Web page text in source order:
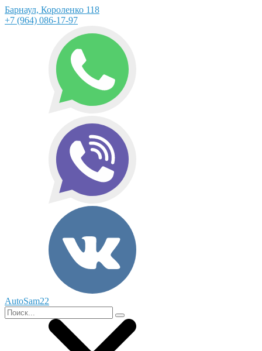
Барнаул, Короленко 118
+7 (964) 086-17-97
AutoSam22